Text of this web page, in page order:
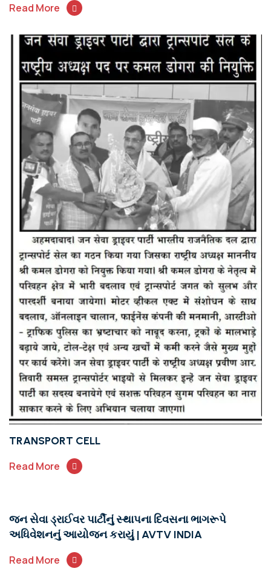
Read More
TRANSPORT CELL
Read More
જન સેવા ડ્રાઈવર પાર્ટીનું સ્થાપના દિવસના ભાગરૂપે
અધિવેશનનું આયોજન કરાયું | AVTV INDIA
Read More